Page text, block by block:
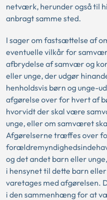
netværk, herunder også til
anbragt samme sted.
I sager om fastsættelse af
eventuelle vilkår for
afbrydelse af samvær og
eller unge, der udgør
henholdsvis børn og unge-
afgørelse over for hvert af
hvorvidt der skal være
unge, eller om samværet
Afgørelserne træffes over
og det andet barn eller
i hensynet til dette barn
varetages med afgørelsen.
i den sammenhæng for at